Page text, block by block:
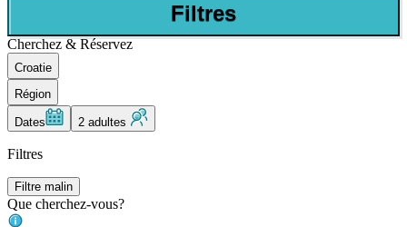
Filtres
Cherchez & Réservez
Croatie
Région
Dates 2 adultes
Filtres
Filtre malin
Que cherchez-vous?